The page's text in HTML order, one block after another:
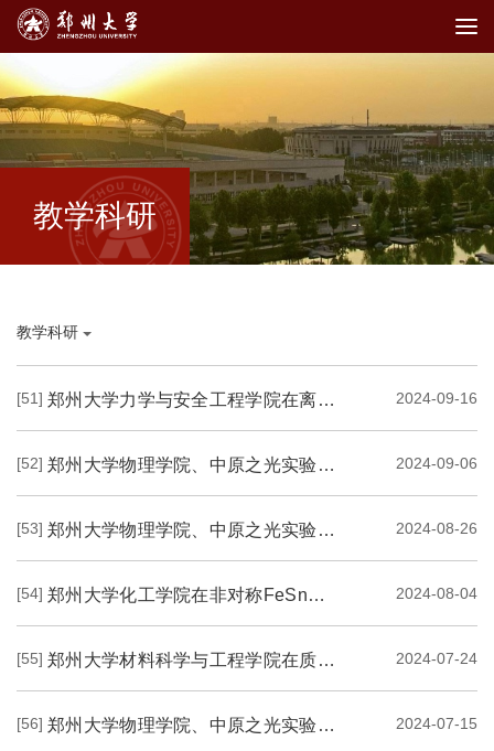
教学科研
教学科研
[51] 郑州大学力学与安全工程学院在离子热电领域取得重要进展 2024-09-16
[52] 郑州大学物理学院、中原之光实验室在麦克斯韦妖调控的新型涨落理论的实验研究方面... 2024-09-06
[53] 郑州大学物理学院、中原之光实验室在光钟超辐射激光的外差频率测量机制研究方面取... 2024-08-26
[54] 郑州大学化工学院在非对称FeSn双原子催化剂及氧还原性能方面取得重要进展 2024-08-04
[55] 郑州大学材料科学与工程学院在质子交换膜燃料电池氧还原催化材料方面取得新进展 2024-07-24
[56] 郑州大学物理学院、中原之光实验室蔡勇副教授在原初黑洞产生机制研究方面取得重要进展 2024-07-15